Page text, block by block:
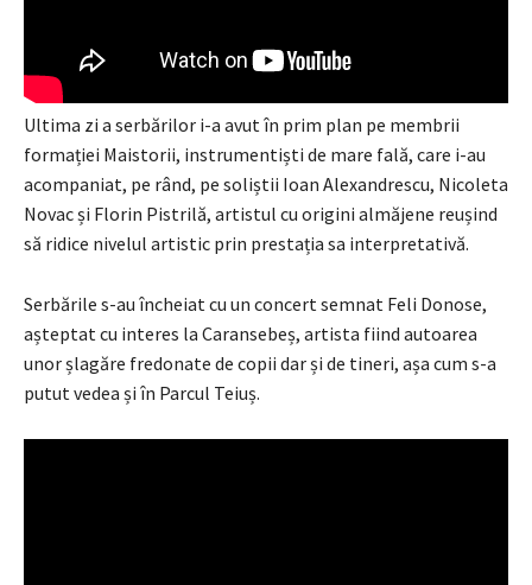
Ultima zi a serbărilor i-a avut în prim plan pe membrii
formației Maistorii, instrumentiști de mare fală, care i-au
acompaniat, pe rând, pe soliștii Ioan Alexandrescu, Nicoleta
Novac și Florin Pistrilă, artistul cu origini almăjene reușind
să ridice nivelul artistic prin prestația sa interpretativă.
Serbările s-au încheiat cu un concert semnat Feli Donose,
așteptat cu interes la Caransebeș, artista fiind autoarea
unor șlagăre fredonate de copii dar și de tineri, așa cum s-a
putut vedea și în Parcul Teiuș.